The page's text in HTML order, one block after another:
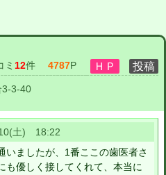
12件 4787P
3-3-40
土) 18:22
いましたが、1番ここの歯医者さ
も優しく接してくれて、本当に